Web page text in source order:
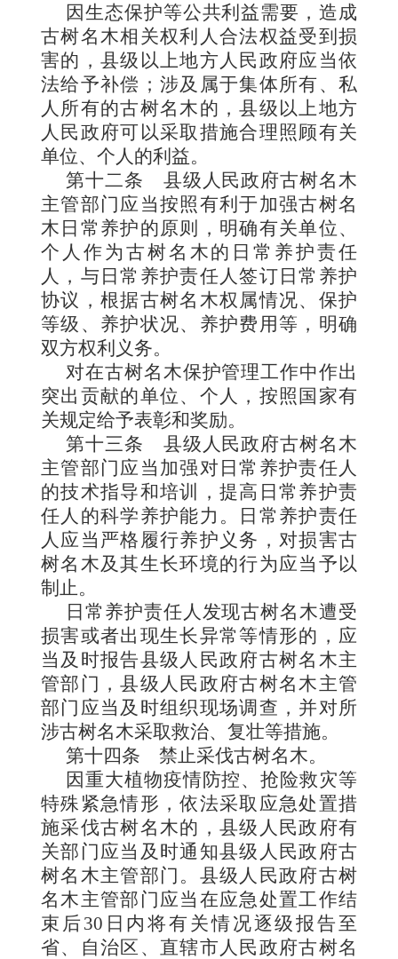
因生态保护等公共利益需要，造成
古树名木相关权利人合法权益受到损
害的，县级以上地方人民政府应当依
法给予补偿；涉及属于集体所有、私
人所有的古树名木的，县级以上地方
人民政府可以采取措施合理照顾有关
单位、个人的利益。
第十二条 县级人民政府古树名木
主管部门应当按照有利于加强古树名
木日常养护的原则，明确有关单位、
个人作为古树名木的日常养护责任
人，与日常养护责任人签订日常养护
协议，根据古树名木权属情况、保护
等级、养护状况、养护费用等，明确
双方权利义务。
对在古树名木保护管理工作中作出
突出贡献的单位、个人，按照国家有
关规定给予表彰和奖励。
第十三条 县级人民政府古树名木
主管部门应当加强对日常养护责任人
的技术指导和培训，提高日常养护责
任人的科学养护能力。日常养护责任
人应当严格履行养护义务，对损害古
树名木及其生长环境的行为应当予以
制止。
日常养护责任人发现古树名木遭受
损害或者出现生长异常等情形的，应
当及时报告县级人民政府古树名木主
管部门，县级人民政府古树名木主管
部门应当及时组织现场调查，并对所
涉古树名木采取救治、复壮等措施。
第十四条 禁止采伐古树名木。
因重大植物疫情防控、抢险救灾等
特殊紧急情形，依法采取应急处置措
施采伐古树名木的，县级人民政府有
关部门应当及时通知县级人民政府古
树名木主管部门。县级人民政府古树
名木主管部门应当在应急处置工作结
束后30日内将有关情况逐级报告至
省、自治区、直辖市人民政府古树名